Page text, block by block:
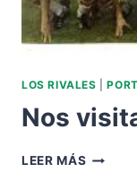
LOS RIVALES |
Nos
LEER MÁS NOS